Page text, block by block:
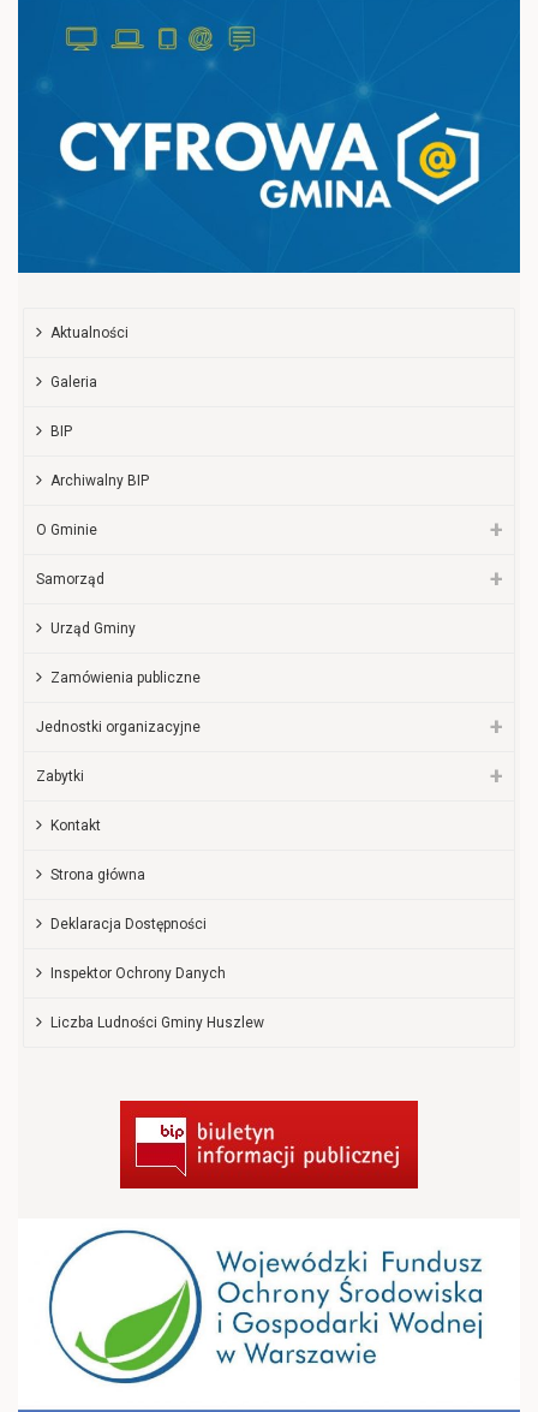
Aktualności
Galeria
BIP
Archiwalny BIP
O Gminie
Samorząd
Urząd Gminy
Zamówienia publiczne
Jednostki organizacyjne
Zabytki
Kontakt
Strona główna
Deklaracja Dostępności
Inspektor Ochrony Danych
Liczba Ludności Gminy Huszlew